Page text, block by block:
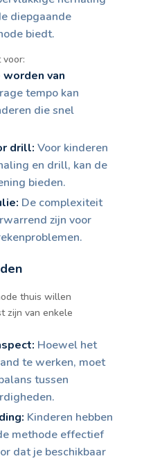
diepgaande
biedt.
van
tempo kan
die snel
drill: Voor kinderen
en drill, kan de
bieden.
De complexiteit
zijn voor
thuis willen
zijn van enkele
Hoewel het
te werken, moet
tussen
Kinderen hebben
methode effectief
dat je beschikbaar